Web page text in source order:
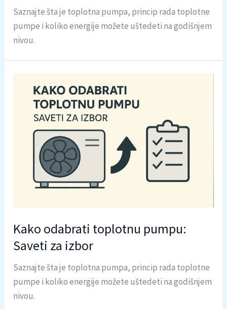
Saznajte šta je toplotna pumpa, princip rada toplotne
pumpe i koliko energije možete uštedeti na godišnjem
nivou.
Kako odabrati toplotnu pumpu:
Saveti za izbor
Saznajte šta je toplotna pumpa, princip rada toplotne
pumpe i koliko energije možete uštedeti na godišnjem
nivou.